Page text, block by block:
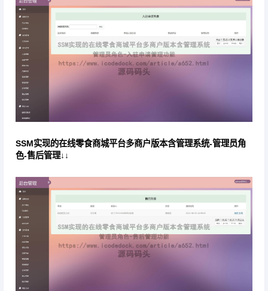
SSM实现的在线零食商城平台多商户版本含管理系统-管理员角
色-售后管理↓↓